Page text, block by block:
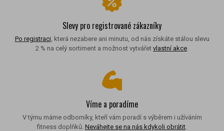
Slevy pro registrované zákazníky
Po registraci , která nezabere ani minutu, od nás získáte stálou slevu
2 % na celý sortiment a možnost vytvářet vlastní akce
Víme a poradíme
V týmu máme odborníky, kteří vám poradí s výběrem i užíváním
fitness doplňků. Neváhejte se na nás kdykoli obrátit